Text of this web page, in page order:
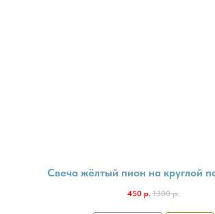
Свеча жёлтый пион на круглой
450 р. 1300 р.